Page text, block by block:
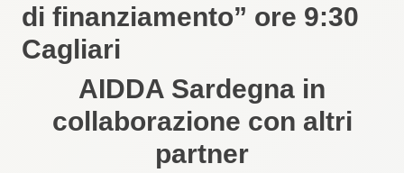
di finanziamento” ore 9:30
Cagliari
AIDDA Sardegna in
collaborazione con altri
partner